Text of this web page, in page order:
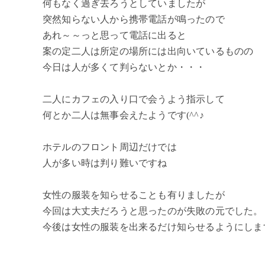
何もなく過ぎ去ろうとしていましたが
突然知らない人から携帯電話が鳴ったので
あれ～～っと思って電話に出ると
案の定二人は所定の場所には出向いているものの
今日は人が多くて判らないとか・・・
二人にカフェの入り口で会うよう指示して
何とか二人は無事会えたようです(^^♪
ホテルのフロント周辺だけでは
人が多い時は判り難いですね
女性の服装を知らせることも有りましたが
今回は大丈夫だろうと思ったのが失敗の元でした。
今後は女性の服装を出来るだけ知らせるようにし